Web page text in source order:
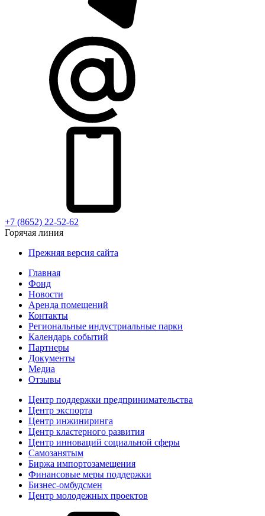
+7 (8652) 22-52-62
Горячая линия
Прежняя версия сайта
Главная
Фонд
Новости
Аренда помещений
Контакты
Региональные индустриальные парки
Календарь событий
Партнеры
Документы
Медиа
Отзывы
Центр поддержки предпринимательства
Центр экспорта
Центр инжиниринга
Центр кластерного развития
Центр инноваций социальной сферы
Cамозанятым
Биржа импортозамещения
Финансовые меры поддержки
Бизнес-омбудсмен
Центр молодежных проектов